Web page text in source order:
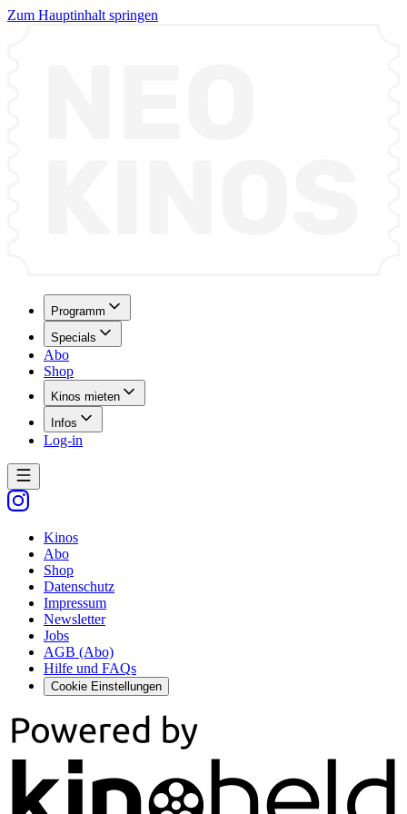
Zum Hauptinhalt springen
Programm
Specials
Abo
Shop
Kinos mieten
Infos
Log-in
Kinos
Abo
Shop
Datenschutz
Impressum
Newsletter
Jobs
AGB (Abo)
Hilfe und FAQs
Cookie Einstellungen